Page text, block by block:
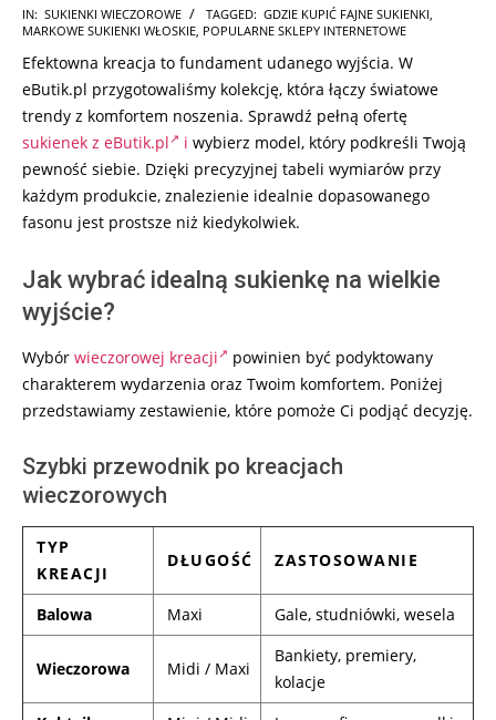
2026-
07-
29
IN: SUKIENKI WIECZOROWE TAGGED: GDZIE KUPIĆ FAJNE SUKIENKI,
MARKOWE SUKIENKI WŁOSKIE, POPULARNE SKLEPY INTERNETOWE
Efektowna kreacja to fundament udanego wyjścia. W
eButik.pl przygotowaliśmy kolekcję, która łączy światowe
trendy z komfortem noszenia. Sprawdź pełną ofertę
sukienek z eButik.pl
i wybierz model, który podkreśli Twoją
pewność siebie. Dzięki precyzyjnej tabeli wymiarów przy
każdym produkcie, znalezienie idealnie dopasowanego
fasonu jest prostsze niż kiedykolwiek.
Jak wybrać idealną sukienkę na wielkie
wyjście?
Wybór wieczorowej kreacji
powinien być podyktowany
charakterem wydarzenia oraz Twoim komfortem. Poniżej
przedstawiamy zestawienie, które pomoże Ci podjąć decyzję.
Szybki przewodnik po kreacjach
wieczorowych
TYP
KREACJI
DŁUGOŚĆ ZASTOSOWANIE
Balowa Maxi Gale, studniówki, wesela
Wieczorowa Midi / Maxi
Bankiety, premiery,
kolacje